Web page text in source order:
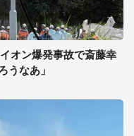
オン爆発事故で斎藤幸
うなあ」